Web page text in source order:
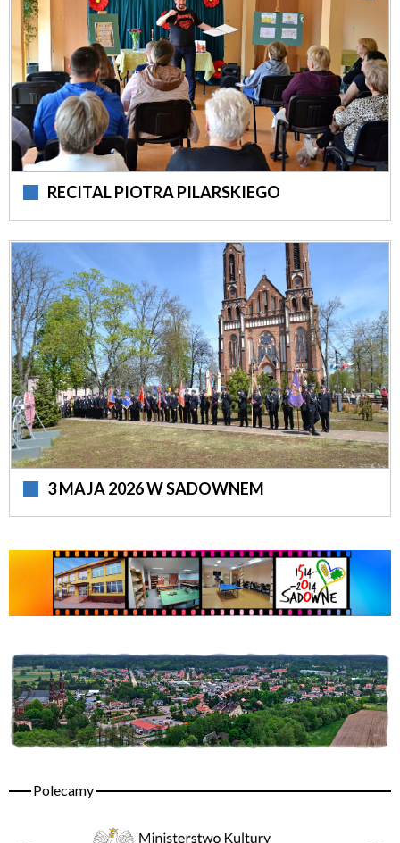
RECITAL PIOTRA PILARSKIEGO
3 MAJA 2026 W SADOWNEM